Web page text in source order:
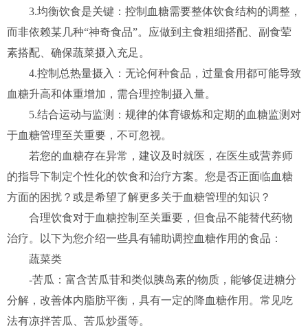
3.均衡饮食是关键：控制血糖需要整体饮食结构的调整，
而非依赖某几种“神奇食品”。应做到主食粗细搭配、副食荤
素搭配、确保蔬菜摄入充足。
4.控制总热量摄入：无论何种食品，过量食用都可能导致
血糖升高和体重增加，需合理控制摄入量。
5.结合运动与监测：规律的体育锻炼和定期的血糖监测对
于血糖管理至关重要，不可忽视。
若您的血糖存在异常，建议及时就医，在医生或营养师
的指导下制定个性化的饮食和治疗方案。您是否正面临血糖
方面的困扰？或是希望了解更多关于血糖管理的知识？
合理饮食对于血糖控制至关重要，但食品不能替代药物
治疗。以下为您介绍一些具有辅助调控血糖作用的食品：
蔬菜类
-苦瓜：富含苦瓜苷和类似胰岛素的物质，能够促进糖分
分解，改善体内脂肪平衡，具有一定的降血糖作用。常见吃
法有凉拌苦瓜、苦瓜炒蛋等。